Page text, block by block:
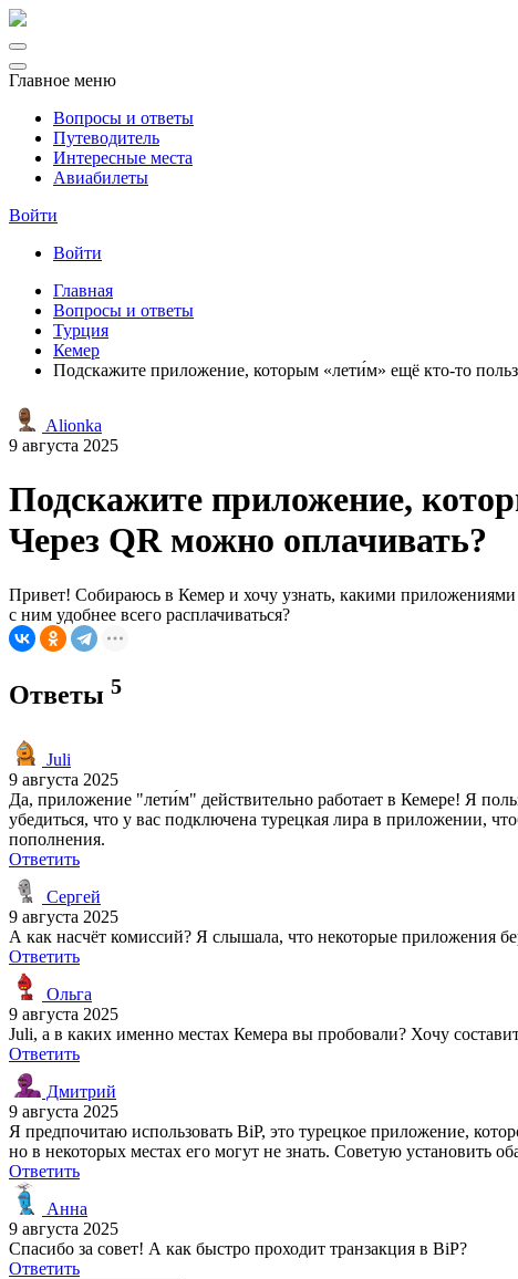
Главное меню
Вопросы и ответы
Путеводитель
Интересные места
Авиабилеты
Войти
Войти
Главная
Вопросы и ответы
Турция
Кемер
Подскажите приложение, которым «лети́м» ещё кто-то
Alionka
9 августа 2025
Подскажите приложение,
Через QR можно оплачивать?
Привет! Собираюсь в Кемер и хочу узнать, какими
с ним удобнее всего расплачиваться?
Ответы 5
Juli
9 августа 2025
Да, приложение "лети́м" действительно работает в Кемере! Я
убедиться, что у вас подключена турецкая лира в приложении,
пополнения.
Ответить
Сергей
9 августа 2025
А как насчёт комиссий? Я слышала, что некоторые приложения
Ответить
Ольга
9 августа 2025
Juli, а в каких именно местах Кемера вы пробовали? Хочу
Ответить
Дмитрий
9 августа 2025
Я предпочитаю использовать BiP, это турецкое приложение,
но в некоторых местах его могут не знать. Советую установить
Ответить
Анна
9 августа 2025
Спасибо за совет! А как быстро проходит транзакция в BiP?
Ответить